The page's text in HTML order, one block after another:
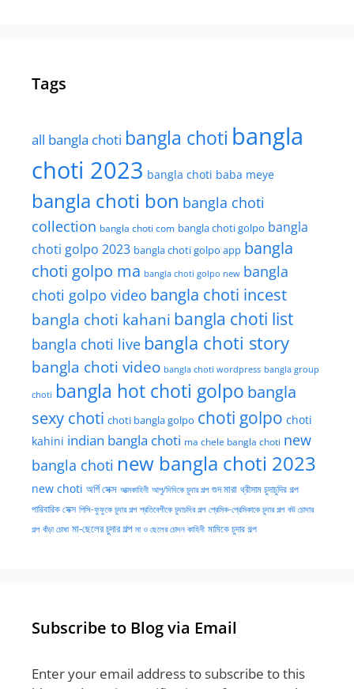
Tags
all bangla choti bangla choti bangla
choti 2023 bangla choti baba meye
bangla choti bon bangla choti
collection bangla choti com bangla choti golpo bangla
choti golpo 2023 bangla choti golpo app bangla
choti golpo ma bangla choti golpo new bangla
choti golpo video bangla choti incest
bangla choti kahani bangla choti list
bangla choti live bangla choti story
bangla choti video bangla choti wordpress bangla group
choti bangla hot choti golpo bangla
sexy choti choti bangla golpo choti golpo choti
kahini indian bangla choti ma chele bangla choti new
bangla choti new bangla choti 2023
new choti অর্গি সেক্স আত্মকাহিনী আপু/দিদিকে চুদার গল্প গুদ মারা থ্রীসাম চুদাচুদির গল্প
পারিবারিক সেক্স পিসি-ফুফুকে চুদার গল্প প্রতিবেশীকে চুদাচদির গল্প প্রেমিক-প্রেমিকাকে চুদার গল্প বউ চোদার
গল্প বাঁড়া চোষা মা-ছেলের চুদার গল্প মা ও ছেলের চোদন কাহিনী মামিকে চুদার গল্প
Subscribe to Blog via Email
Enter your email address to subscribe to this